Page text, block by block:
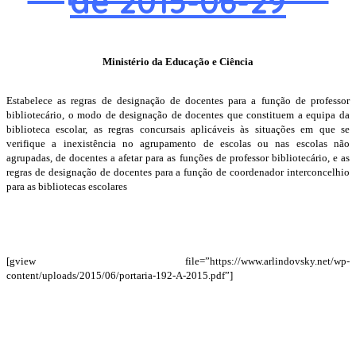
Ministério da Educação e Ciência
Estabelece as regras de designação de docentes para a função de professor
bibliotecário, o modo de designação de docentes que constituem a equipa da
biblioteca escolar, as regras concursais aplicáveis às situações em que se
verifique a inexistência no agrupamento de escolas ou nas escolas não
agrupadas, de docentes a afetar para as funções de professor bibliotecário, e as
regras de designação de docentes para a função de coordenador interconcelhio
para as bibliotecas escolares
[gview file=”https://www.arlindovsky.net/wp-
content/uploads/2015/06/portaria-192-A-2015.pdf”]